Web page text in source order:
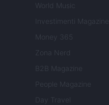
World Music
Investimenti Magazine
Money 365
Zona Nerd
B2B Magazine
People Magazine
Day Travel